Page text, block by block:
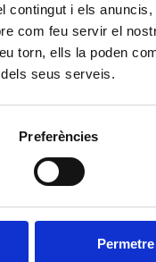
contingut i els
com feu servir el
torn, ells la poden
seus serveis.
Preferències